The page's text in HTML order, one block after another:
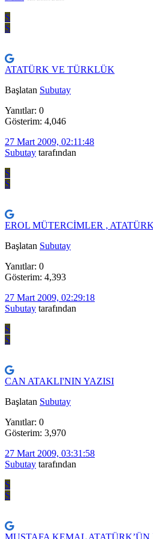
S
S
ATATÜRK VE TÜRKLÜK
Başlatan Subutay
Yanıtlar: 0
Gösterim: 4,046
27 Mart 2009, 02:11:48
Subutay tarafından
S
S
EROL MÜTERCİMLER ,
Başlatan Subutay
Yanıtlar: 0
Gösterim: 4,393
27 Mart 2009, 02:29:18
Subutay tarafından
S
S
CAN ATAKLI'NIN YAZISI
Başlatan Subutay
Yanıtlar: 0
Gösterim: 3,970
27 Mart 2009, 03:31:58
Subutay tarafından
S
S
MUSTAFA KEMAL